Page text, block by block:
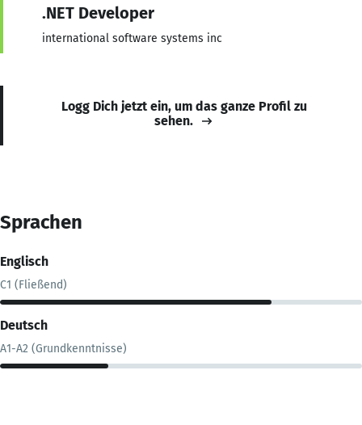
.NET Developer
international software systems inc
Logg Dich jetzt ein, um das ganze Profil zu
sehen.
Sprachen
Englisch
C1 (Fließend)
Deutsch
A1-A2 (Grundkenntnisse)